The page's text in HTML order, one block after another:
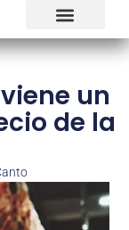
un
de la